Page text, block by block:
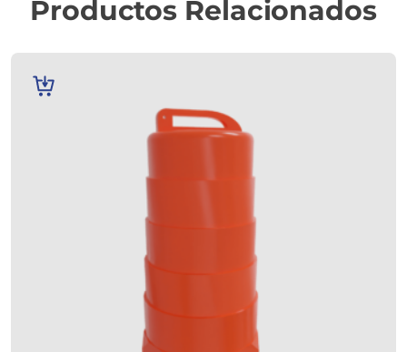
Productos Relacionados
AÑADIR
AL
CARRITO